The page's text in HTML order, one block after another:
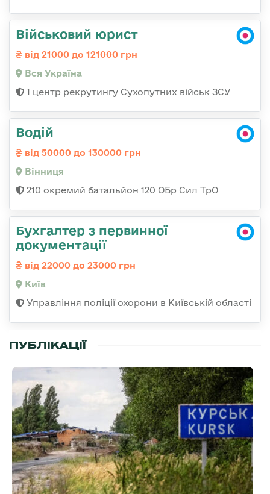
Військовий юрист
від 21000 до 121000 грн
Вся Україна
1 центр рекрутингу Сухопутних військ ЗСУ
Водій
від 50000 до 130000 грн
Вінниця
210 окремий батальйон 120 ОБр Сил ТрО
Бухгалтер з первинної
документації
від 22000 до 23000 грн
Київ
Управління поліції охорони в Київській області
ПУБЛІКАЦІЇ